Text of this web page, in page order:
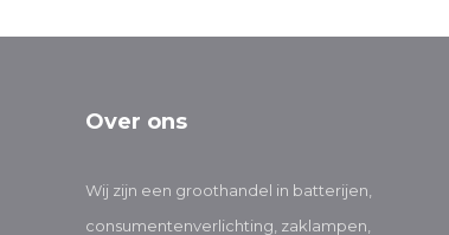
Over ons
Wij zijn een groothandel in batterijen,
consumentenverlichting, zaklampen,